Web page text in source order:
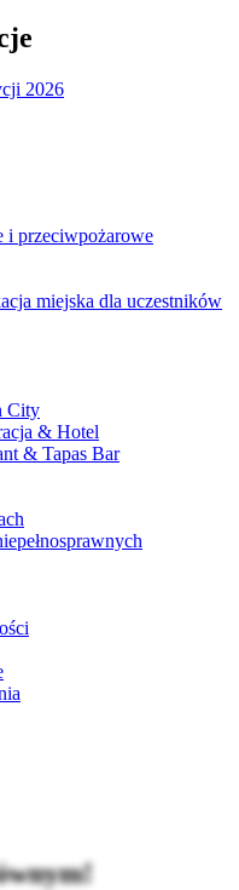
2026
i przeciwpożarowe
miejska dla uczestników
City
& Hotel
& Tapas Bar